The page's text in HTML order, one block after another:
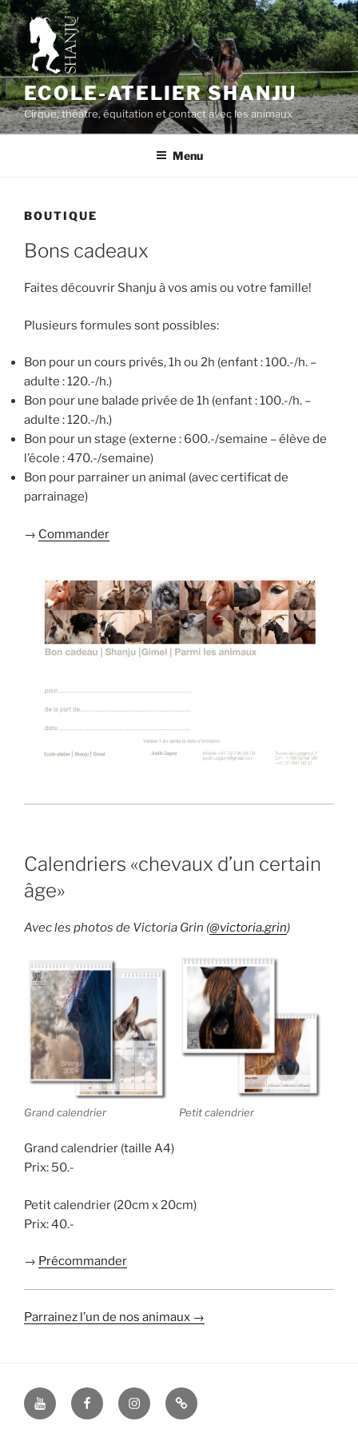
Aller
au
contenu
principal
ECOLE-ATELIER SHANJU
Cirque, théâtre, équitation et contact avec les animaux
Menu
BOUTIQUE
Bons cadeaux
Faites découvrir Shanju à vos amis ou votre famille!
Plusieurs formules sont possibles:
Bon pour un cours privés, 1h ou 2h (enfant : 100.-/h. –
adulte : 120.-/h.)
Bon pour une balade privée de 1h (enfant : 100.-/h. –
adulte : 120.-/h.)
Bon pour un stage (externe : 600.-/semaine – élève de
l’école : 470.-/semaine)
Bon pour parrainer un animal (avec certificat de
parrainage)
→ Commander
Calendriers «chevaux d’un certain
âge»
Avec les photos de Victoria Grin (@victoria.grin)
Grand calendrier Petit calendrier
Grand calendrier (taille A4)
Prix: 50.-
Petit calendrier (20cm x 20cm)
Prix: 40.-
→ Précommander
Parrainez l’un de nos animaux →
YouTube FacebookInstagramTikTok